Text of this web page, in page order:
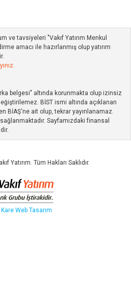
ve tavsiyeleri "Vakıf Yatırım Menkul
amacı ile hazırlanmış olup yatırım
belgesi" altında korunmakta olup izinsiz
BİST ismi altında açıklanan
BİAŞ'ne ait olup, tekrar yayınlanamaz.
Sayfamızdaki finansal
Yatırım. Tüm Hakları Saklıdır.
Kare Web Tasarım